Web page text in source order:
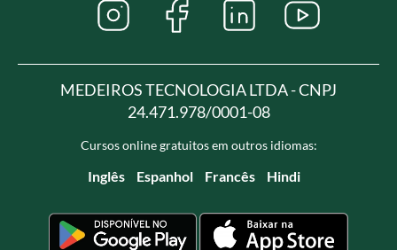
MEDEIROS TECNOLOGIA LTDA - CNPJ
24.471.978/0001-08
Cursos online gratuitos em outros idiomas:
Inglês Espanhol Francês Hindi